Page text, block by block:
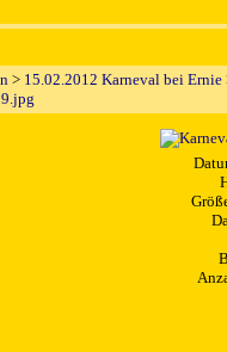
bei dir
> 15.02.2012 Karneval bei Ernie